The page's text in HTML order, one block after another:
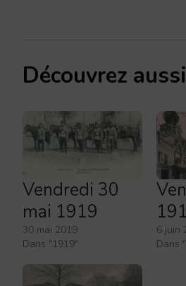
Découvrez aussi
Vendredi 30
mai 1919
30 mai 2019
Dans "1919"
6 juin
Dans